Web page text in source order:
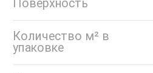
Поверхность
Количество м² в
упаковке